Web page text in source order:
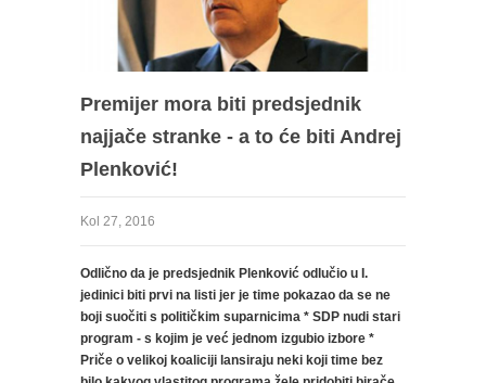
Premijer mora biti predsjednik
najjače stranke - a to će biti Andrej
Plenković!
Kol 27, 2016
Odlično da je predsjednik Plenković odlučio u I.
jedinici biti prvi na listi jer je time pokazao da se ne
boji suočiti s političkim suparnicima * SDP nudi stari
program - s kojim je već jednom izgubio izbore *
Priče o velikoj koaliciji lansiraju neki koji time bez